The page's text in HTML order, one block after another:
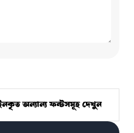
অন্যান্য ফন্টসমূহ দেখুন